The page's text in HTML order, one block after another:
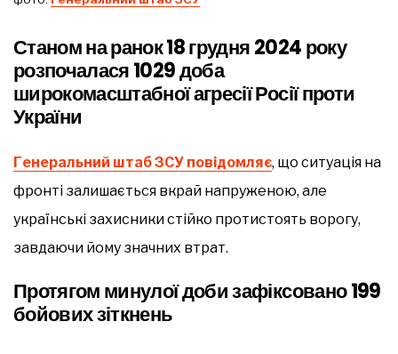
Станом на ранок 18 грудня 2024 року
розпочалася 1029 доба
широкомасштабної агресії Росії проти
України
Генеральний штаб ЗСУ повідомляє, що ситуація на
фронті залишається вкрай напруженою, але
українські захисники стійко протистоять ворогу,
завдаючи йому значних втрат.
Протягом минулої доби зафіксовано 199
бойових зіткнень